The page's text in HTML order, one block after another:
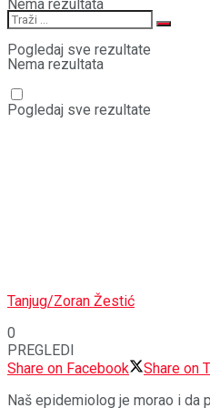
Nema rezultata
Pogledaj sve rezultate
Nema rezultata
Pogledaj sve rezultate
Tanjug/Zoran Žestić
0
PREGLEDI
Share on Facebook
Share on
Naš epidemiolog je morao i da